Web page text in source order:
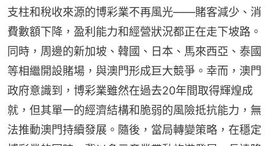
支柱和稅收來源的博彩業不再風光——賭客減少、消
費數額下降，盈利能力和經營狀況都正在走下坡路。
同時，周邊的新加坡、韓國、日本、馬來西亞、泰國
等相繼開設賭場，與澳門形成巨大競爭。幸而，澳門
政府意識到，博彩業雖然在過去20年間取得輝煌成
就，但其單一的經濟結構和脆弱的風險抵抗能力，無
法推動澳門持續發展。隨後，當局轉變策略，在穩定